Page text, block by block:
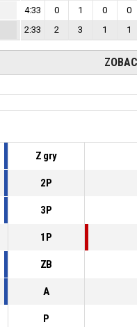
4:33 0 1 0 0
2:33 2 3 1 1
Z gry
2P
3P
1P
ZB
A
P